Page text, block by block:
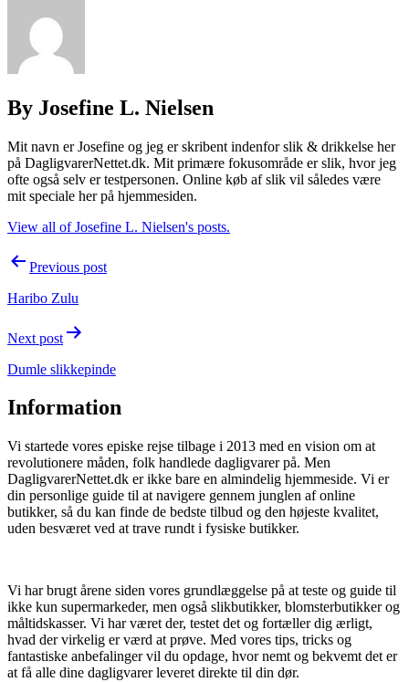
By Josefine L. Nielsen
Mit navn er Josefine og jeg er skribent indenfor slik & drikkelse her
på DagligvarerNettet.dk. Mit primære fokusområde er slik, hvor jeg
ofte også selv er testpersonen. Online køb af slik vil således være
mit speciale her på hjemmesiden.
View all of Josefine L. Nielsen's posts.
PostPrevious post
Haribo Zulu
Next post
Dumle slikkepinde
Information
Vi startede vores episke rejse tilbage i 2013 med en vision om at
revolutionere måden, folk handlede dagligvarer på. Men
DagligvarerNettet.dk er ikke bare en almindelig hjemmeside. Vi er
din personlige guide til at navigere gennem junglen af online
butikker, så du kan finde de bedste tilbud og den højeste kvalitet,
uden besværet ved at trave rundt i fysiske butikker.
Vi har brugt årene siden vores grundlæggelse på at teste og guide til
ikke kun supermarkeder, men også slikbutikker, blomsterbutikker og
måltidskasser. Vi har været der, testet det og fortæller dig ærligt,
hvad der virkelig er værd at prøve. Med vores tips, tricks og
fantastiske anbefalinger vil du opdage, hvor nemt og bekvemt det er
at få alle dine dagligvarer leveret direkte til din dør.